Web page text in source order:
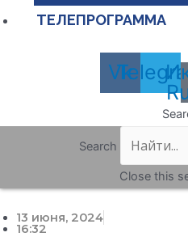
ТЕЛЕПРОГРАММА
Vk
Search
Close this
13 июня, 2024
16:32